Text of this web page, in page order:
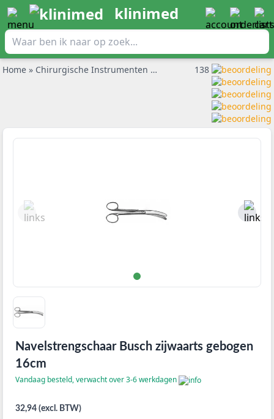
klinimed
Home » Chirurgische Instrumenten » Gynaecologische
138
Navelstrengschaar Busch zijwaarts gebogen
16cm
Vandaag besteld, verwacht over 3-6 werkdagen
32,94 (excl. BTW)